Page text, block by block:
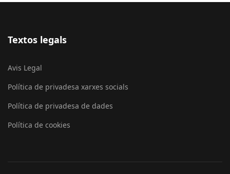
Textos legals
Avis Legal
Política de privadesa xarxes socials
Política de privadesa de dades
Política de cookies